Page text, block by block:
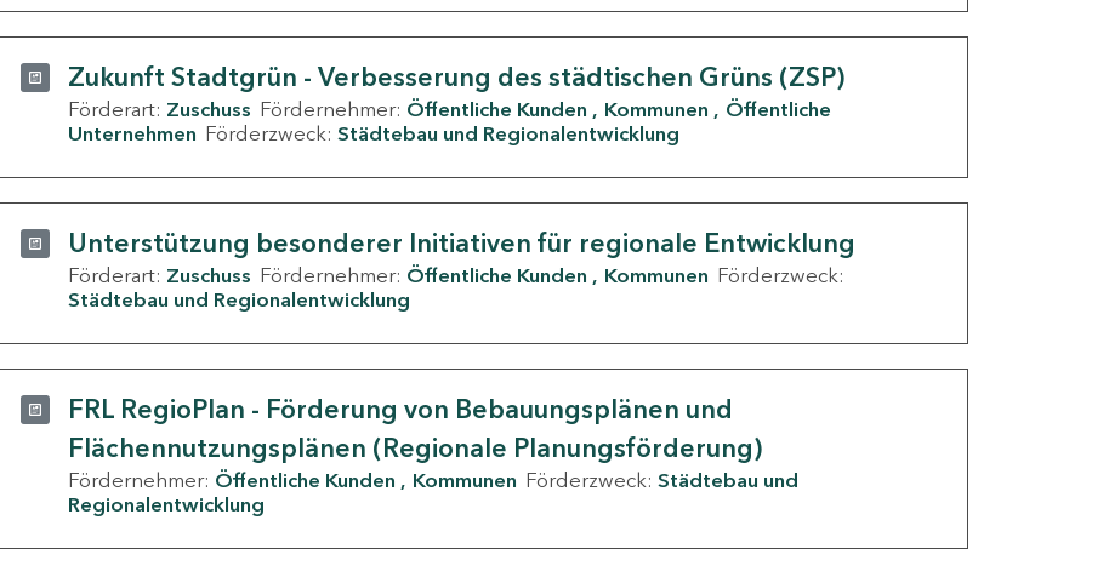
Zukunft Stadtgrün - Verbesserung des städtischen Grüns (ZSP)
Förderart: Zuschuss Fördernehmer: Öffentliche Kunden Kommunen
Öffentliche
Unternehmen Förderzweck: Städtebau und Regionalentwicklung
Unterstützung besonderer Initiativen für regionale Entwicklung
Förderart: Zuschuss Fördernehmer: Öffentliche Kunden Kommunen Förderzweck:
Städtebau und Regionalentwicklung
FRL RegioPlan - Förderung von Bebauungsplänen und
Flächennutzungsplänen (Regionale Planungsförderung)
Fördernehmer: Öffentliche Kunden Kommunen Förderzweck: Städtebau und
Regionalentwicklung